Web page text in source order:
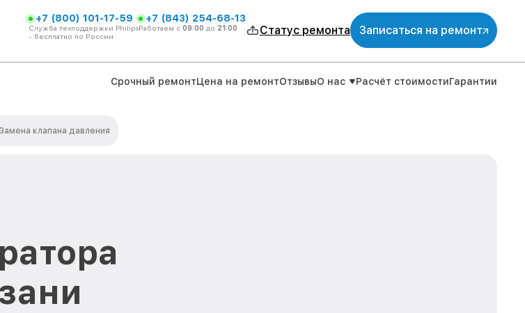
+7 (800) 101-17-59
Служба техподдержки Philips
- бесплатно по России
+7 (843) 254-68-13
Работаем с 09:00 до 21:00 Статус ремонта Записаться на ремонт
Срочный ремонтЦена на ремонтОтзывыО нас Расчёт стоимостиГарантии
Замена клапана давления